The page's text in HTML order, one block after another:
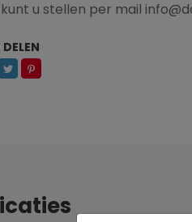
u stellen per mail